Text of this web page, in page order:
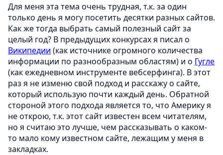
Для меня эта тема очень трудная, т.к. за один
только день я могу посетить десятки разных сайтов.
Как же тогда выбрать самый полезный сайт за
целый год? В предыдущих конкурсах я писал о
Википедии (как источнике огромного количества
информации по разнообразным областям) и о Гугле
(как ежедневном инструменте вебсерфинга). В этот
раз я не изменю свой подход и расскажу о сайте,
который использую почти каждый день. Обратной
стороной этого подхода является то, что Америку я
не открою, т.к. этот сайт известен всем читателям,
но я считаю это лучше, чем рассказывать о каком-
то мало кому известном сайте, лежащим у меня в
закладках.